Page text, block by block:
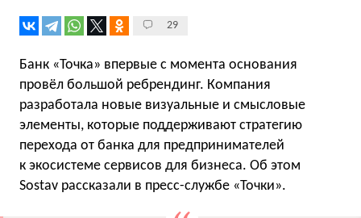
29
Банк «Точка» впервые с момента основания
провёл большой ребрендинг. Компания
разработала новые визуальные и смысловые
элементы, которые поддерживают стратегию
перехода от банка для предпринимателей
к экосистеме сервисов для бизнеса. Об этом
Sostav рассказали в пресс-службе «Точки».